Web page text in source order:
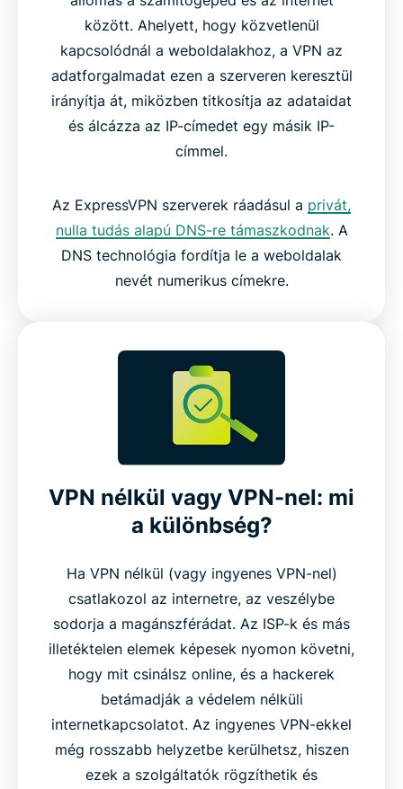
között. Ahelyett, hogy közvetlenül
kapcsolódnál a weboldalakhoz, a VPN az
adatforgalmadat ezen a szerveren keresztül
irányítja át, miközben titkosítja az adataidat
és álcázza az IP-címedet egy másik IP-
címmel.
Az ExpressVPN szerverek ráadásul a privát,
nulla tudás alapú DNS-re támaszkodnak. A
DNS technológia fordítja le a weboldalak
nevét numerikus címekre.
VPN nélkül vagy VPN-nel: mi
a különbség?
Ha VPN nélkül (vagy ingyenes VPN-nel)
csatlakozol az internetre, az veszélybe
sodorja a magánszférádat. Az ISP-k és más
illetéktelen elemek képesek nyomon követni,
hogy mit csinálsz online, és a hackerek
betámadják a védelem nélküli
internetkapcsolatot. Az ingyenes VPN-ekkel
még rosszabb helyzetbe kerülhetsz, hiszen
ezek a szolgáltatók rögzíthetik és